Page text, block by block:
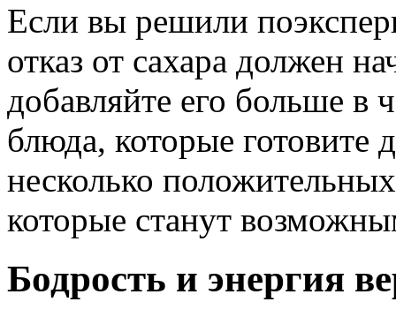
Если вы решили
отказ от сахара должен
добавляйте его больше в
блюда, которые готовите
несколько
которые станут
Бодрость и энергия